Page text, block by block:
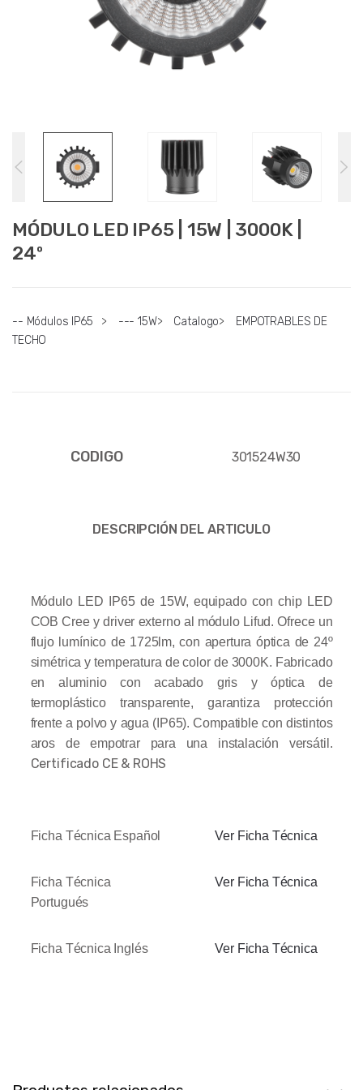
MÓDULO LED IP65 | 15W | 3000K |
24º
-- Módulos IP65 > --- 15W> Catalogo>
EMPOTRABLES DE
TECHO
CODIGO 301524W30
DESCRIPCIÓN DEL ARTICULO
Módulo LED IP65 de 15W, equipado con chip LED
COB Cree y driver externo al módulo Lifud. Ofrece un
flujo lumínico de 1725lm, con apertura óptica de 24º
simétrica y temperatura de color de 3000K. Fabricado
en aluminio con acabado gris y óptica de
termoplástico transparente, garantiza protección
frente a polvo y agua (IP65). Compatible con distintos
aros de empotrar para una instalación versátil.
Certificado CE & ROHS
Ficha Técnica Español Ver Ficha Técnica
Ficha Técnica
Portugués
Ver Ficha Técnica
Ficha Técnica Inglés Ver Ficha Técnica